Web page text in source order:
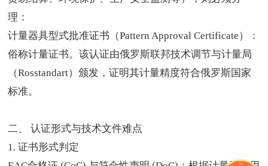
理：
计量器具型式批准证书（Pattern Approval Certificate）：
俗称计量证书。该认证由俄罗斯联邦技术调节与计量局
（Rosstandart）颁发，证明其计量精度符合俄罗斯国家
标准。
二、 认证形式与技术文件难点
1. 证书形式判定